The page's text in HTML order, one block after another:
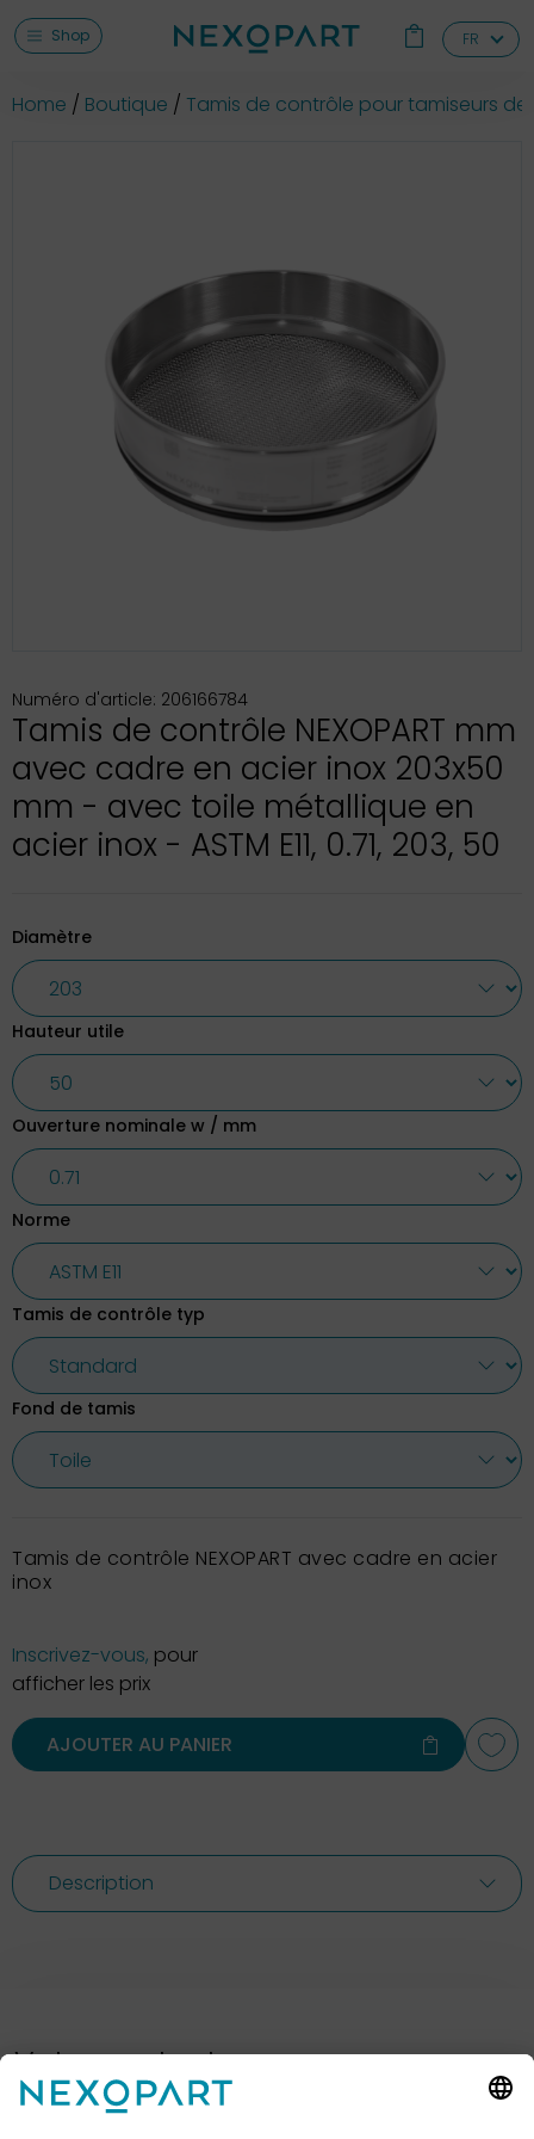
Shop FR
Home Boutique Tamis de contrôle pour tamiseurs
Numéro d'article: 206166784
Tamis de contrôle NEXOPART mm
avec cadre en acier inox 203x50
mm - avec toile métallique en
acier inox - ASTM E11, 0.71, 203, 50
Diamètre
Hauteur utile
Ouverture nominale w / mm
Norme
Tamis de contrôle typ
Fond de tamis
Tamis de contrôle NEXOPART avec cadre en acier
inox
Inscrivez-vous, pour
afficher les prix
AJOUTER AU PANIER
Description
Votre contact avec nous.
Avez-vous des questions ? Alors sil vous plaît